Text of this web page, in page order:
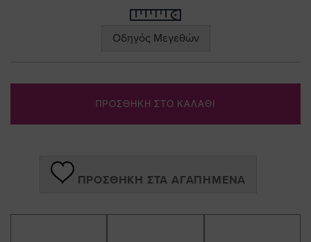
Οδηγός Μεγεθών
ΠΡΟΣΘΗΚΗ ΣΤΟ ΚΑΛΑΘΙ
ΠΡΟΣΘΉΚΗ ΣΤΑ ΑΓΑΠΗΜΈΝΑ